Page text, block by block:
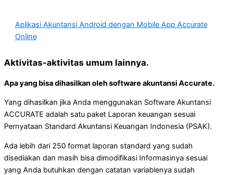
Aplikasi Akuntansi Android dengan Mobile App Accurate
Online
Aktivitas-aktivitas umum lainnya.
Apa yang bisa dihasilkan oleh software akuntansi Accurate.
Yang dihasilkan jika Anda menggunakan Software Akuntansi
ACCURATE adalah satu paket Laporan keuangan sesuai
Pernyataan Standard Akuntansi Keuangan Indonesia (PSAK).
Ada lebih dari 250 format laporan standard yang sudah
disediakan dan masih bisa dimodifikasi Informasinya sesuai
yang Anda butuhkan dengan catatan variablenya sudah